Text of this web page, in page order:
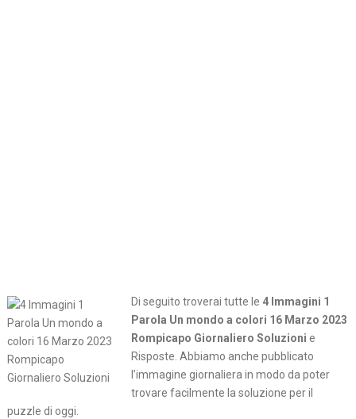
Di seguito troverai tutte le 4 Immagini 1
Parola Un mondo a colori 16 Marzo 2023
Rompicapo Giornaliero Soluzioni e
Risposte. Abbiamo anche pubblicato
l’immagine giornaliera in modo da poter
trovare facilmente la soluzione per il
puzzle di oggi.